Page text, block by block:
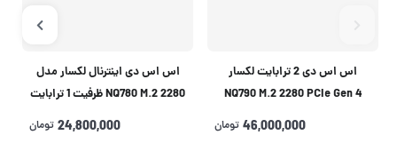
اس اس دی 2 ترابایت لکسار
NQ790 M.2 2280 PCIe Gen 4
NVMe
46,000,000 تومان
اس اس دی اینترنال لکسار مدل
2280 NQ780 M.2 ظرفیت 1 ترابایت
24,800,000 تومان